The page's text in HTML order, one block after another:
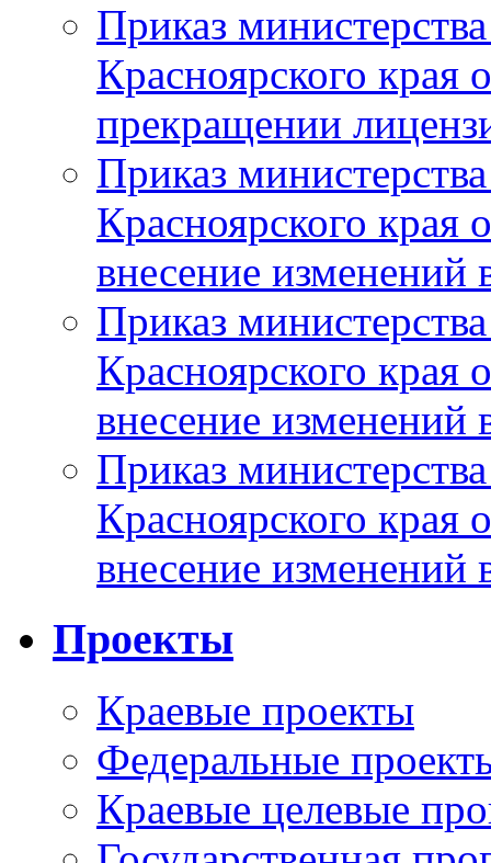
Приказ
Красноярского
прекращении
Приказ
Красноярского
внесение изменений
Приказ
Красноярского
внесение изменений
Приказ
Красноярского
внесение изменений
Проекты
Краевые проекты
Федеральные
Краевые целевые